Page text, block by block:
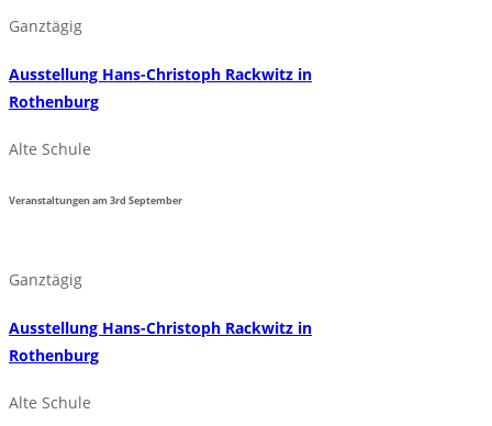
Ganztägig
Ausstellung Hans-Christoph Rackwitz in
Rothenburg
Alte Schule
Veranstaltungen am3rd September
Ganztägig
Ausstellung Hans-Christoph Rackwitz in
Rothenburg
Alte Schule